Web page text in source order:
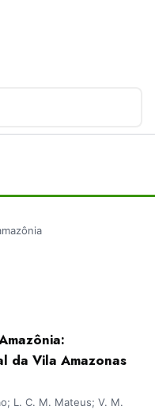
da Vila Amazonas
L. C. M. Mateus; V. M.